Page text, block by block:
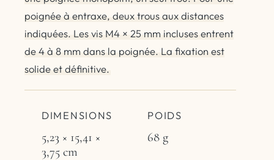
poignée à entraxe, deux trous aux distances
indiquées. Les vis M4 × 25 mm incluses entrent
de 4 à 8 mm dans la poignée. La fixation est
solide et définitive.
DIMENSIONS
5,23 × 15,41 ×
3,75 cm
POIDS
68 g